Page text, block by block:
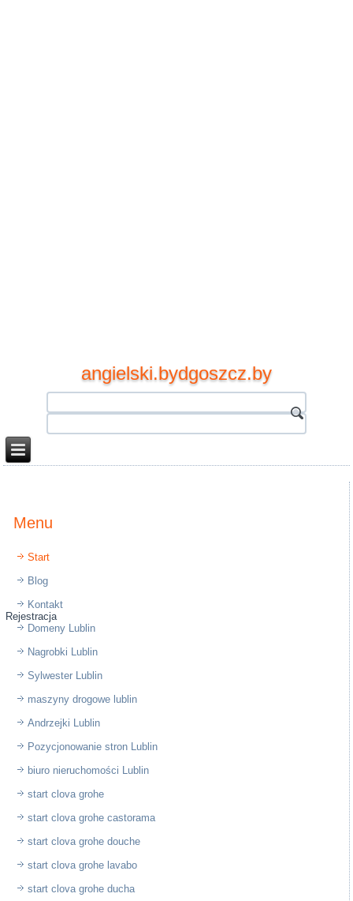
angielski.bydgoszcz.by
Menu
Start
Blog
Kontakt
Rejestracja
Domeny Lublin
Nagrobki Lublin
Sylwester Lublin
maszyny drogowe lublin
Andrzejki Lublin
Pozycjonowanie stron Lublin
biuro nieruchomości Lublin
start clova grohe
start clova grohe castorama
start clova grohe douche
start clova grohe lavabo
start clova grohe ducha